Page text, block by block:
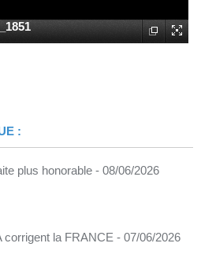
:
plus honorable - 08/06/2026
corrigent la FRANCE - 07/06/2026